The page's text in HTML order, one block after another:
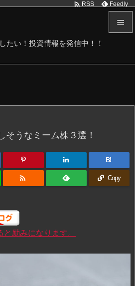
たい！投資情報を発信中！！

前へ
 RSS Feedly
そうなミーム株３選！
B!
 Copy
励みになります。